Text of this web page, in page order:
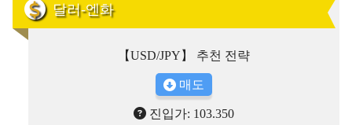
달러-엔화
【USD/JPY】 추천 전략
매도
진입가: 103.350